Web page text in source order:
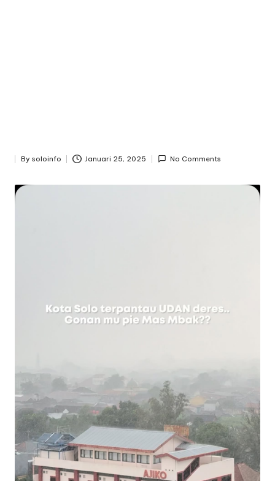
Posted
By soloinfo Januari 25, 2025 No Comments